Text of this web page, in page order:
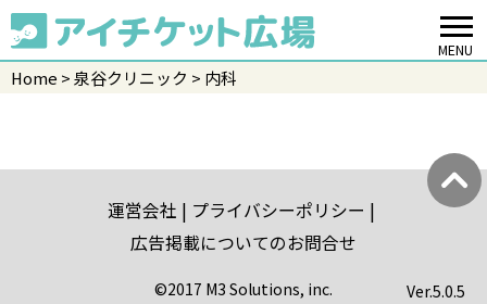
MENU
Home 泉谷クリニック 内科
運営会社
プライバシーポリシー
広告掲載についてのお問合せ
©2017 M3 Solutions, inc. Ver.5.0.5